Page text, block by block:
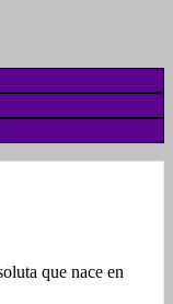
que nace en